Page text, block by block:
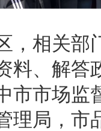
，相关部
料、解答
市市场监
理局，市